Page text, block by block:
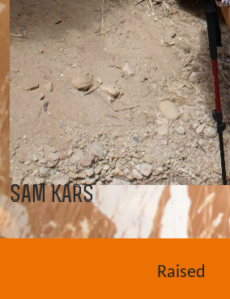
Sam Kars
Raised